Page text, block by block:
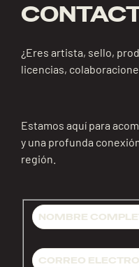
¿Eres artista, sello,
licencias,
Estamos aquí para
y una profunda
región.